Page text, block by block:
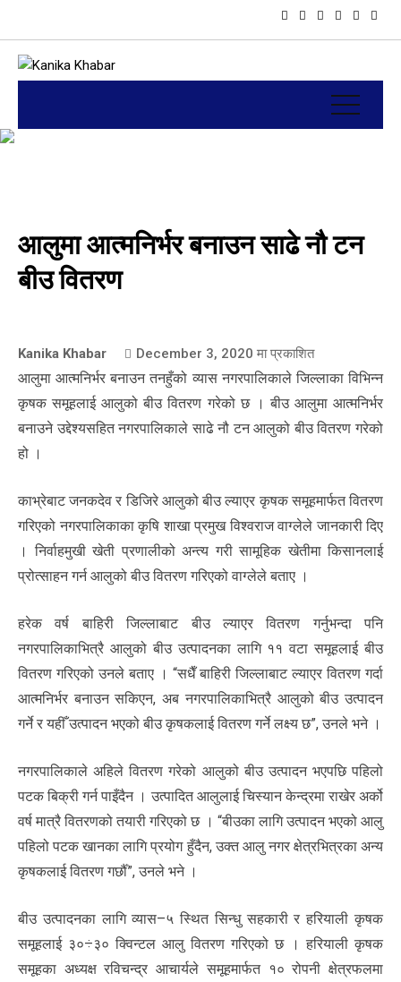
आलुमा आत्मनिर्भर बनाउन साढे नौ टन
बीउ वितरण
Kanika Khabar December 3, 2020 मा प्रकाशित
आलुमा आत्मनिर्भर बनाउन तनहुँको व्यास नगरपालिकाले जिल्लाका विभिन्न
कृषक समूहलाई आलुको बीउ वितरण गरेको छ । बीउ आलुमा आत्मनिर्भर
बनाउने उद्देश्यसहित नगरपालिकाले साढे नौ टन आलुको बीउ वितरण गरेको
हो ।
काभ्रेबाट जनकदेव र डिजिरे आलुको बीउ ल्याएर कृषक समूहमार्फत वितरण
गरिएको नगरपालिकाका कृषि शाखा प्रमुख विश्वराज वाग्लेले जानकारी दिए
। निर्वाहमुखी खेती प्रणालीको अन्त्य गरी सामूहिक खेतीमा किसानलाई
प्रोत्साहन गर्न आलुको बीउ वितरण गरिएको वाग्लेले बताए ।
हरेक वर्ष बाहिरी जिल्लाबाट बीउ ल्याएर वितरण गर्नुभन्दा पनि
नगरपालिकाभित्रै आलुको बीउ उत्पादनका लागि ११ वटा समूहलाई बीउ
वितरण गरिएको उनले बताए । “सधैँ बाहिरी जिल्लाबाट ल्याएर वितरण गर्दा
आत्मनिर्भर बनाउन सकिएन, अब नगरपालिकाभित्रै आलुको बीउ उत्पादन
गर्ने र यहीँ उत्पादन भएको बीउ कृषकलाई वितरण गर्ने लक्ष्य छ”, उनले भने ।
नगरपालिकाले अहिले वितरण गरेको आलुको बीउ उत्पादन भएपछि पहिलो
पटक बिक्री गर्न पाइँदैन । उत्पादित आलुलाई चिस्यान केन्द्रमा राखेर अर्को
वर्ष मात्रै वितरणको तयारी गरिएको छ । “बीउका लागि उत्पादन भएको आलु
पहिलो पटक खानका लागि प्रयोग हुँदैन, उक्त आलु नगर क्षेत्रभित्रका अन्य
कृषकलाई वितरण गर्छौँ”, उनले भने ।
बीउ उत्पादनका लागि व्यास–५ स्थित सिन्धु सहकारी र हरियाली कृषक
समूहलाई ३०÷३० क्विन्टल आलु वितरण गरिएको छ । हरियाली कृषक
समूहका अध्यक्ष रविचन्द्र आचार्यले समूहमार्फत १० रोपनी क्षेत्रफलमा